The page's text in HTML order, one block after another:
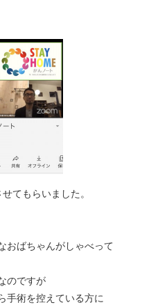
てもらいました。
おばちゃんがしゃべって
のですが
手術を控えている方に